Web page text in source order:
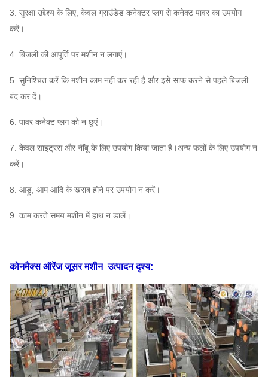
3. सुरक्षा उद्देश्य के लिए, केवल ग्राउंडेड कनेक्टर प्लग से कनेक्ट पावर का उपयोग
करें।
4. बिजली की आपूर्ति पर मशीन न लगाएं।
5. सुनिश्चित करें कि मशीन काम नहीं कर रही है और इसे साफ करने से पहले बिजली
बंद कर दें।
6. पावर कनेक्ट प्लग को न छुएं।
7. केवल साइट्रस और नींबू के लिए उपयोग किया जाता है।अन्य फलों के लिए उपयोग न
करें।
8. आड़ू, आम आदि के खराब होने पर उपयोग न करें।
9. काम करते समय मशीन में हाथ न डालें।
कोनमैक्स ऑरेंज जूसर मशीन उत्पादन दृश्य: